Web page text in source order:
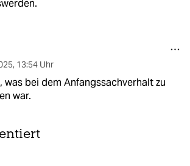
, 13:54 Uhr
was bei dem Anfangssachverhalt zu
war.